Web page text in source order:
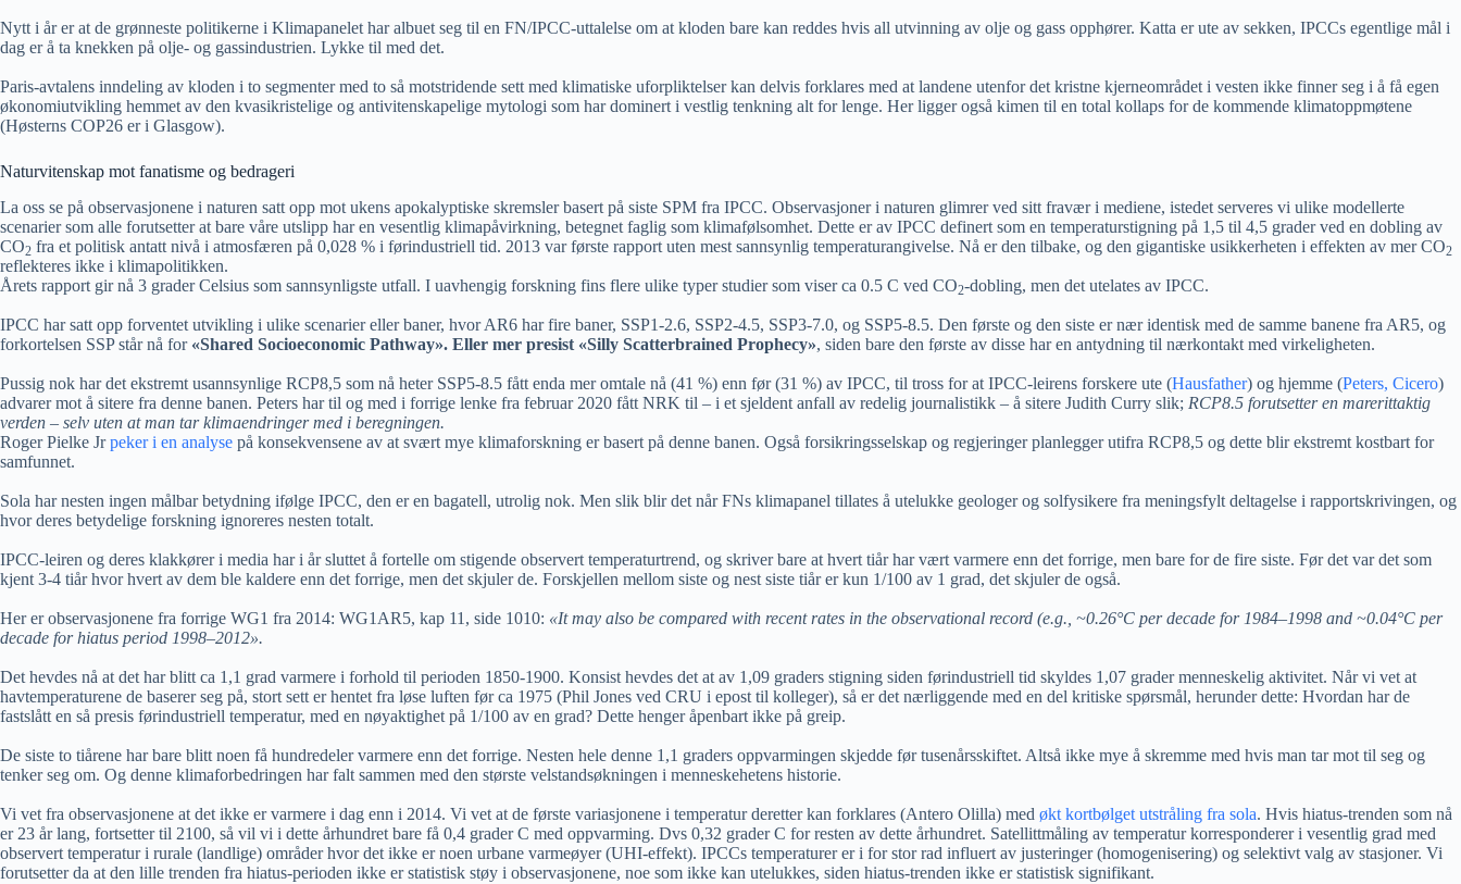
Nytt i år er at de grønneste politikerne i Klimapanelet har albuet seg til en FN/IPCC-uttalelse om at kloden bare kan reddes hvis all utvinning av olje og gass opphører. Katta er ute av sekken, IPCCs egentlige mål i
dag er å ta knekken på olje- og gassindustrien. Lykke til med det.
Paris-avtalens inndeling av kloden i to segmenter med to så motstridende sett med klimatiske uforpliktelser kan delvis forklares med at landene utenfor det kristne kjerneområdet i vesten ikke finner seg i å få egen
økonomiutvikling hemmet av den kvasikristelige og antivitenskapelige mytologi som har dominert i vestlig tenkning alt for lenge. Her ligger også kimen til en total kollaps for de kommende klimatoppmøtene
(Høsterns COP26 er i Glasgow).
Naturvitenskap mot fanatisme og bedrageri
La oss se på observasjonene i naturen satt opp mot ukens apokalyptiske skremsler basert på siste SPM fra IPCC. Observasjoner i naturen glimrer ved sitt fravær i mediene, istedet serveres vi ulike modellerte
scenarier som alle forutsetter at bare våre utslipp har en vesentlig klimapåvirkning, betegnet faglig som klimafølsomhet. Dette er av IPCC definert som en temperaturstigning på 1,5 til 4,5 grader ved en dobling av
CO2 fra et politisk antatt nivå i atmosfæren på 0,028 % i førindustriell tid. 2013 var første rapport uten mest sannsynlig temperaturangivelse. Nå er den tilbake, og den gigantiske usikkerheten i effekten av mer CO2
reflekteres ikke i klimapolitikken.
Årets rapport gir nå 3 grader Celsius som sannsynligste utfall. I uavhengig forskning fins flere ulike typer studier som viser ca 0.5 C ved CO2-dobling, men det utelates av IPCC.
IPCC har satt opp forventet utvikling i ulike scenarier eller baner, hvor AR6 har fire baner, SSP1-2.6, SSP2-4.5, SSP3-7.0, og SSP5-8.5. Den første og den siste er nær identisk med de samme banene fra AR5, og
forkortelsen SSP står nå for «Shared Socioeconomic Pathway». Eller mer presist «Silly Scatterbrained Prophecy», siden bare den første av disse har en antydning til nærkontakt med virkeligheten.
Pussig nok har det ekstremt usannsynlige RCP8,5 som nå heter SSP5-8.5 fått enda mer omtale nå (41 %) enn før (31 %) av IPCC, til tross for at IPCC-leirens forskere ute (Hausfather) og hjemme (Peters, Cicero)
advarer mot å sitere fra denne banen. Peters har til og med i forrige lenke fra februar 2020 fått NRK til – i et sjeldent anfall av redelig journalistikk – å sitere Judith Curry slik; RCP8.5 forutsetter en marerittaktig
verden – selv uten at man tar klimaendringer med i beregningen.
Roger Pielke Jrpeker i en analyse på konsekvensene av at svært mye klimaforskning er basert på denne banen. Også forsikringsselskap og regjeringer planlegger utifra RCP8,5 og dette blir ekstremt kostbart for
samfunnet.
Sola har nesten ingen målbar betydning ifølge IPCC, den er en bagatell, utrolig nok. Men slik blir det når FNs klimapanel tillates å utelukke geologer og solfysikere fra meningsfylt deltagelse i rapportskrivingen, og
hvor deres betydelige forskning ignoreres nesten totalt.
IPCC-leiren og deres klakkører i media har i år sluttet å fortelle om stigende observert temperaturtrend, og skriver bare at hvert tiår har vært varmere enn det forrige, men bare for de fire siste. Før det var det som
kjent 3-4 tiår hvor hvert av dem ble kaldere enn det forrige, men det skjuler de. Forskjellen mellom siste og nest siste tiår er kun 1/100 av 1 grad, det skjuler de også.
Her er observasjonene fra forrige WG1 fra 2014: WG1AR5, kap 11, side 1010: «It may also be compared with recent rates in the observational record (e.g., ~0.26°C per decade for 1984–1998 and ~0.04°C per
decade for hiatus period 1998–2012».
Det hevdes nå at det har blitt ca 1,1 grad varmere i forhold til perioden 1850-1900. Konsist hevdes det at av 1,09 graders stigning siden førindustriell tid skyldes 1,07 grader menneskelig aktivitet. Når vi vet at
havtemperaturene de baserer seg på, stort sett er hentet fra løse luften før ca 1975 (Phil Jones ved CRU i epost til kolleger), så er det nærliggende med en del kritiske spørsmål, herunder dette: Hvordan har de
fastslått en så presis førindustriell temperatur, med en nøyaktighet på 1/100 av en grad? Dette henger åpenbart ikke på greip.
De siste to tiårene har bare blitt noen få hundredeler varmere enn det forrige. Nesten hele denne 1,1 graders oppvarmingen skjedde før tusenårsskiftet. Altså ikke mye å skremme med hvis man tar mot til seg og
tenker seg om. Og denne klimaforbedringen har falt sammen med den største velstandsøkningen i menneskehetens historie.
Vi vet fra observasjonene at det ikke er varmere i dag enn i 2014. Vi vet at de første variasjonene i temperatur deretter kan forklares (Antero Olilla) med økt kortbølget utstråling fra sola. Hvis hiatus-trenden som nå
er 23 år lang, fortsetter til 2100, så vil vi i dette århundret bare få 0,4 grader C med oppvarming. Dvs 0,32 grader C for resten av dette århundret. Satellittmåling av temperatur korresponderer i vesentlig grad med
observert temperatur i rurale (landlige) områder hvor det ikke er noen urbane varmeøyer (UHI-effekt). IPCCs temperaturer er i for stor rad influert av justeringer (homogenisering) og selektivt valg av stasjoner. Vi
forutsetter da at den lille trenden fra hiatus-perioden ikke er statistisk støy i observasjonene, noe som ikke kan utelukkes, siden hiatus-trenden ikke er statistisk signifikant.